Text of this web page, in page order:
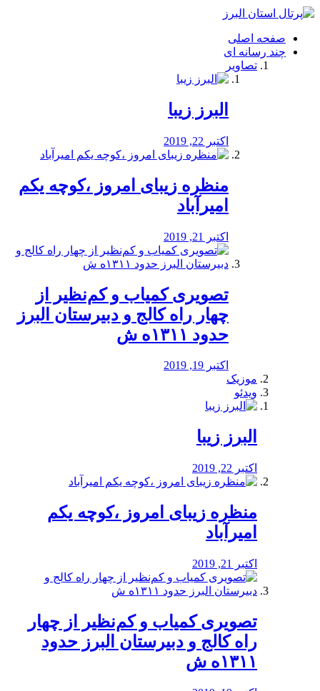
فصد
شرق
تهران
خشکشویی
صفحه اصلی
چند رسانه ای
تصاویر
البرز زیبا
اکتبر 22, 2019
منظره‌‌ زیبای امروز ،کوچه یکم
امیرآباد
اکتبر 21, 2019
️تصویری کمیاب و کم‌نظیر از
چهار راه كالج و دبيرستان البرز
حدود ۱۳۱۱ه ش
اکتبر 19, 2019
موزیک
ویدئو
البرز زیبا
اکتبر 22, 2019
منظره‌‌ زیبای امروز ،کوچه یکم
امیرآباد
اکتبر 21, 2019
️تصویری کمیاب و کم‌نظیر از چهار
راه كالج و دبيرستان البرز حدود
۱۳۱۱ه ش